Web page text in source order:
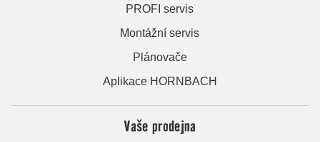
PROFI servis
Montážní servis
Plánovače
Aplikace HORNBACH
Vaše prodejna